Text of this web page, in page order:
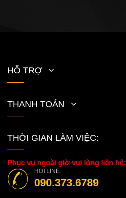
HỖ TRỢ
THANH TOÁN
THỜI GIAN LÀM VIỆC:
Phục vụ ngoài giờ vui lòng liên hệ:
HOTLINE
090.373.6789